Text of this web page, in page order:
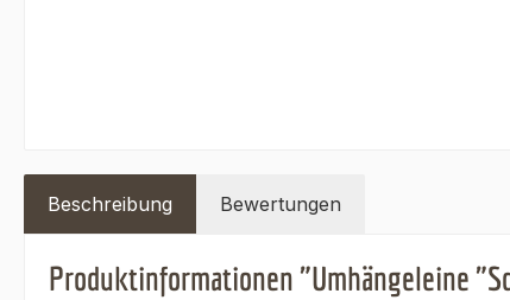
Beschreibung Bewertungen
Produktinformationen "Umhängeleine